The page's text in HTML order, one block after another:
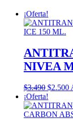
¡Oferta!
NIVEA
$3.490 El
precio
original
era:
$2.500
¡Oferta!